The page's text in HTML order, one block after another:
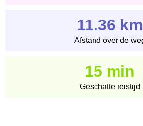
11.36 km
Afstand over de
15 min
Geschatte reistijd